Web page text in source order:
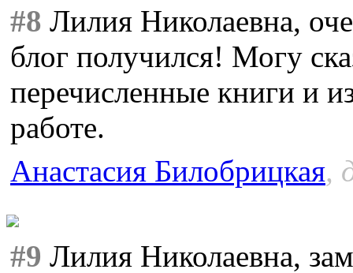
#8 Лилия Николаевна,
блог получился! Могу
перечисленные книги и
работе.
Анастасия Билобрицкая,
#9 Лилия Николаевна,